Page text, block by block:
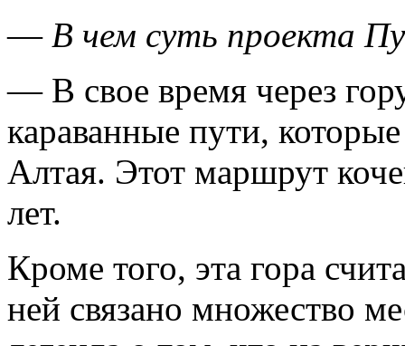
— В чем суть проекта
— В свое время через
караванные пути,
Алтая. Этот маршрут
лет.
Кроме того, эта гора
ней связано множество